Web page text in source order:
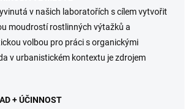
v našich laboratořích s cílem vytvořit
moudrostí rostlinných výtažků a
volbou pro práci s organickými
v urbanistickém kontextu je zdrojem
+ ÚČINNOST